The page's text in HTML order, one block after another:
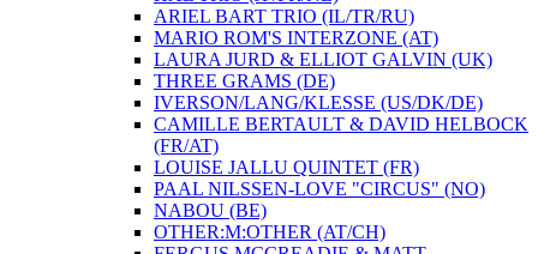
ARIEL BART TRIO (IL/TR/RU)
MARIO ROM'S INTERZONE (AT)
LAURA JURD & ELLIOT GALVIN (UK)
THREE GRAMS (DE)
IVERSON/LANG/KLESSE (US/DK/DE)
CAMILLE BERTAULT & DAVID HELBOCK
(FR/AT)
LOUISE JALLU QUINTET (FR)
PAAL NILSSEN-LOVE "CIRCUS" (NO)
NABOU (BE)
OTHER:M:OTHER (AT/CH)